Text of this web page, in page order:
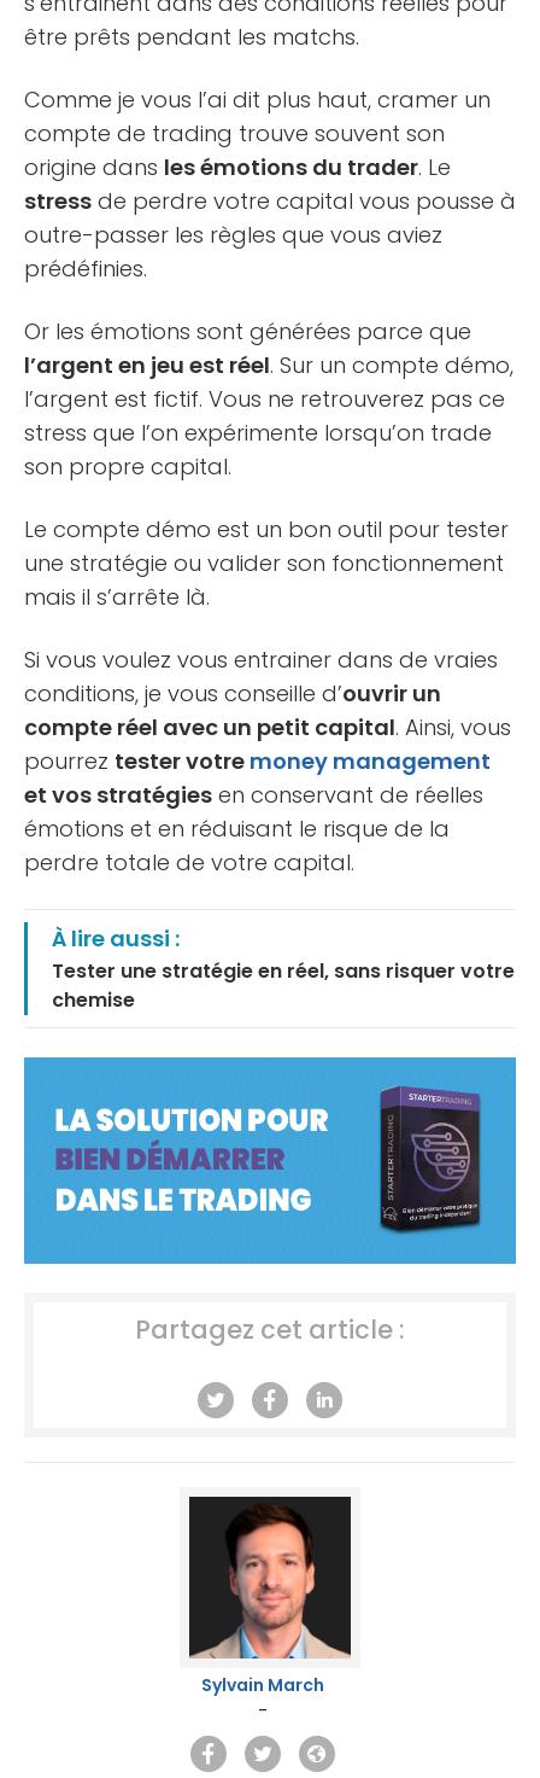
être prêts pendant les matchs.
Comme je vous l’ai dit plus haut, cramer un
compte de trading trouve souvent son
origine dans les émotions du trader. Le
stress de perdre votre capital vous pousse à
outre-passer les règles que vous aviez
prédéfinies.
Or les émotions sont générées parce que
l’argent en jeu est réel. Sur un compte démo,
l’argent est fictif. Vous ne retrouverez pas ce
stress que l’on expérimente lorsqu’on trade
son propre capital.
Le compte démo est un bon outil pour tester
une stratégie ou valider son fonctionnement
mais il s’arrête là.
Si vous voulez vous entrainer dans de vraies
conditions, je vous conseille d’ouvrir un
compte réel avec un petit capital. Ainsi, vous
pourrez tester votre money management
et vos stratégies en conservant de réelles
émotions et en réduisant le risque de la
perdre totale de votre capital.
À lire aussi :
Tester une stratégie en réel, sans risquer votre
chemise
Partagez cet article :
Sylvain March
-